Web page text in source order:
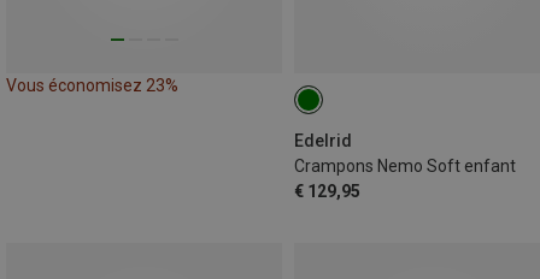
Vous économisez 23%
Edelrid
Crampons Nemo Soft enfant
€ 129,95